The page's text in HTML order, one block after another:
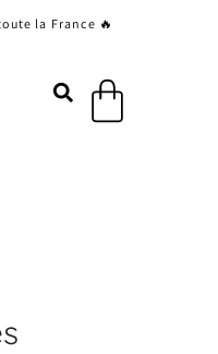
la France 🔥
Panier